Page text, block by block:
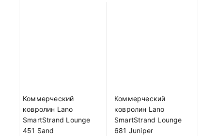
Коммерческий
ковролин Lano
SmartStrand Lounge
451 Sand
Коммерческий
ковролин Lano
SmartStrand Lounge
681 Juniper